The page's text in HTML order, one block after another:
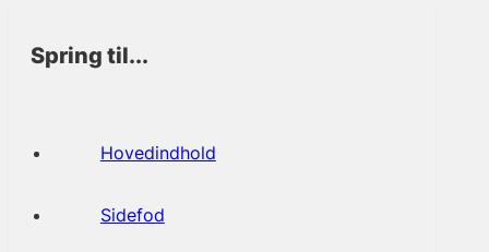
Spring til...
Hovedindhold
Sidefod